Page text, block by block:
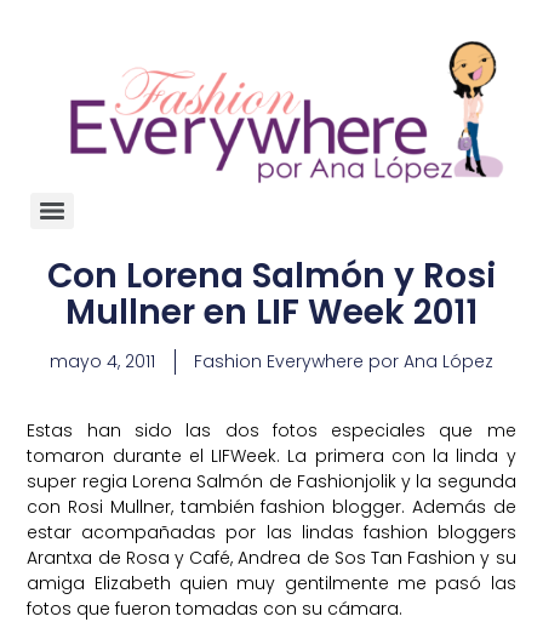
Con Lorena Salmón y Rosi
Mullner en LIF Week 2011
mayo 4, 2011 Fashion Everywhere por Ana López
Estas han sido las dos fotos especiales que me
tomaron durante el LIFWeek. La primera con la linda y
super regia Lorena Salmón de Fashionjoliky la segunda
con Rosi Mullner, también fashion blogger. Además de
estar acompañadas por las lindas fashion bloggers
Arantxa de Rosa y Café, Andrea de Sos Tan Fashiony su
amiga Elizabeth quien muy gentilmente me pasó las
fotos que fueron tomadas con su cámara.